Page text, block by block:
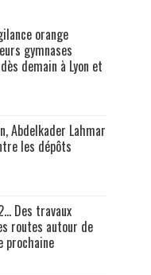
orange
gymnases
demain à Lyon et
Abdelkader Lahmar
les dépôts
Des travaux
routes autour de
prochaine